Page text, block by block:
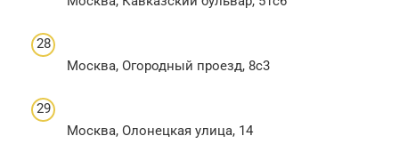
Москва, Огородный проезд, 8с3
Москва, Олонецкая улица, 14